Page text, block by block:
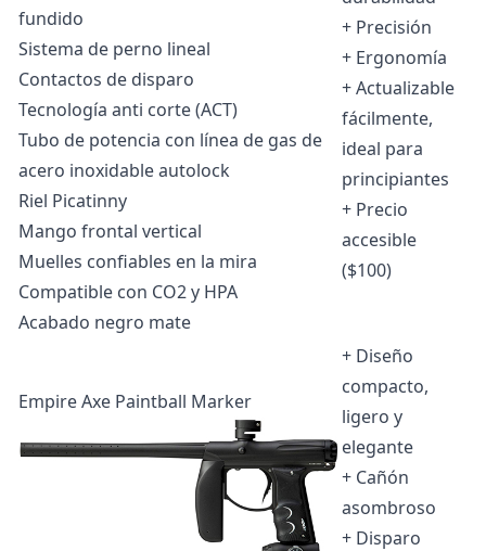
fundido
Sistema de perno lineal
Contactos de disparo
Tecnología anti corte (ACT)
Tubo de potencia con línea de gas de
acero inoxidable autolock
Riel Picatinny
Mango frontal vertical
Muelles confiables en la mira
Compatible con CO2 y HPA
Acabado negro mate
+ Precisión
+ Ergonomía
+ Actualizable
fácilmente,
ideal para
principiantes
+ Precio
accesible
($100)
Empire Axe Paintball Marker
+ Diseño
compacto,
ligero y
elegante
+ Cañón
asombroso
+ Disparo